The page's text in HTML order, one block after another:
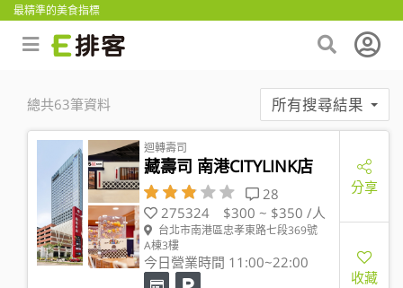
最精準的美食指標
總共63筆資料 所有搜尋結果
迴轉壽司
藏壽司 南港CITYLINK店
28
275324
$300 ~ $350 /人
台北市南港區忠孝東路七段369號
A棟3樓
今日營業時間 11:00~22:00
分享
收藏